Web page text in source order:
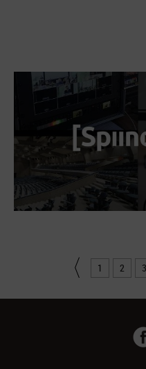
1 2 3